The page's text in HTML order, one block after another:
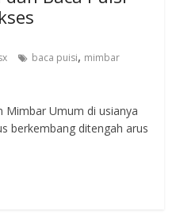
baca puisi, mimbar
Umum di usianya
berkembang ditengah arus